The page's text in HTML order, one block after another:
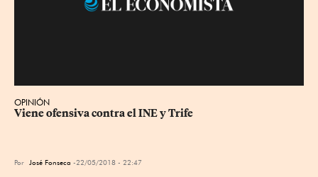
OPINIÓN
Viene ofensiva contra el INE y Trife
Por José Fonseca 22/05/2018 - 22:47